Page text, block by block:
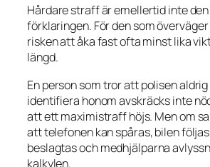
Hårdare straff är emellertid inte
förklaringen. För den som
risken att åka fast ofta minst lika
längd.
En person som tror att polisen
identifiera honom avskräcks inte
att ett maximistraff höjs. Men om
att telefonen kan spåras, bilen
beslagtas och medhjälparna
kalkylen.